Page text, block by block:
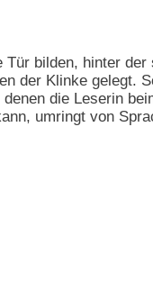
bilden, hinter
der Klinke gelegt.
die Leserin
umringt von